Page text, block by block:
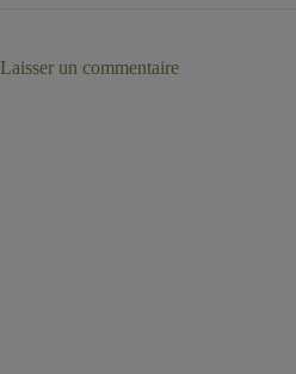
Laisser un commentaire